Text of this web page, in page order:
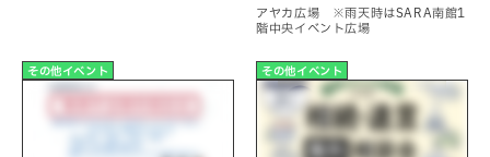
アヤカ広場 ※雨天時はSARA南館1
階中央イベント広場
その他イベント その他イベント